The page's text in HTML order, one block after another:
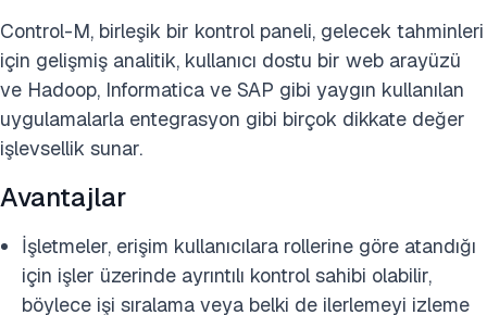
Control-M, birleşik bir kontrol paneli, gelecek tahminleri
için gelişmiş analitik, kullanıcı dostu bir web arayüzü
ve Hadoop, Informatica ve SAP gibi yaygın kullanılan
uygulamalarla entegrasyon gibi birçok dikkate değer
işlevsellik sunar.
Avantajlar
İşletmeler, erişim kullanıcılara rollerine göre atandığı
için işler üzerinde ayrıntılı kontrol sahibi olabilir,
böylece işi sıralama veya belki de ilerlemeyi izleme